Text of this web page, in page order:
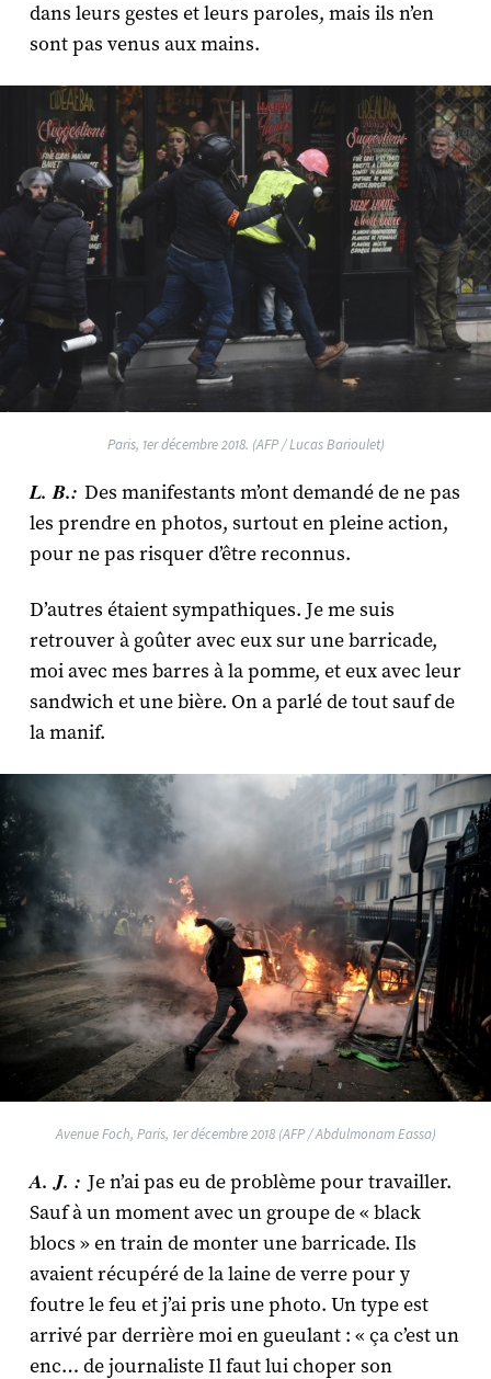
dans leurs gestes et leurs paroles, mais ils n’en
sont pas venus aux mains.
Paris, 1er décembre 2018. (AFP / Lucas Barioulet)
L. B.: Des manifestants m’ont demandé de ne pas
les prendre en photos, surtout en pleine action,
pour ne pas risquer d’être reconnus.
D’autres étaient sympathiques. Je me suis
retrouver à goûter avec eux sur une barricade,
moi avec mes barres à la pomme, et eux avec leur
sandwich et une bière. On a parlé de tout sauf de
la manif.
Avenue Foch, Paris, 1er décembre 2018 (AFP / Abdulmonam Eassa)
A. J. : Je n’ai pas eu de problème pour travailler.
Sauf à un moment avec un groupe de « black
blocs » en train de monter une barricade. Ils
avaient récupéré de la laine de verre pour y
foutre le feu et j’ai pris une photo. Un type est
arrivé par derrière moi en gueulant : « ça c’est un
enc… de journaliste Il faut lui choper son